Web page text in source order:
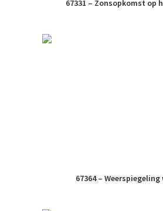
67331 – Zonsopkomst op
67364 – Weerspiegeling